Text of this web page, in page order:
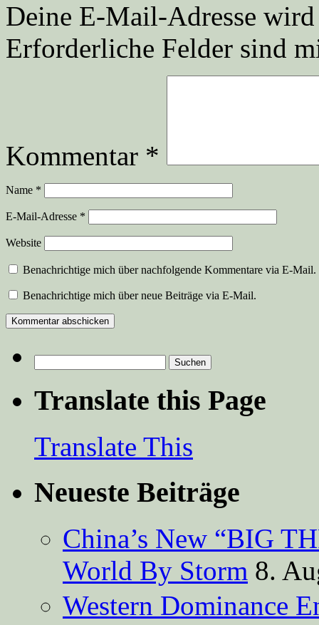
Deine E-Mail-Adresse
Erforderliche Felder sind
Kommentar *
Name *
E-Mail-Adresse *
Website
Benachrichtige mich über nachfolgende Kommentare via E-Mail.
Benachrichtige mich über neue Beiträge via E-Mail.
nach:
Translate this Page
Translate This
Neueste Beiträge
China’s New “BIG
World By Storm 8.
Western Dominance